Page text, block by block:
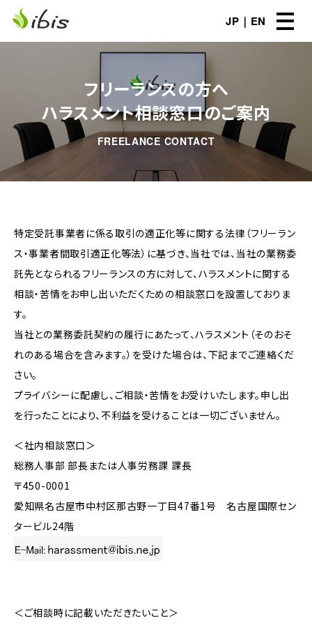
JP EN
フリーランスの方へ
ハラスメント相談窓口のご案内
FREELANCE CONTACT
特定受託事業者に係る取引の適正化等に関する法律（フリーラン
ス・事業者間取引適正化等法）に基づき、当社では、当社の業務委
託先となられるフリーランスの方に対して、ハラスメントに関する
相談・苦情をお申し出いただくための相談窓口を設置しておりま
す。
当社との業務委託契約の履行にあたって、ハラスメント（そのおそ
れのある場合を含みます。）を受けた場合は、下記までご連絡くだ
さい。
プライバシーに配慮し、ご相談・苦情をお受けいたします。申し出
を行ったことにより、不利益を受けることは一切ございません。
＜社内相談窓口＞
総務人事部 部長または人事労務課 課長
〒450-0001
愛知県名古屋市中村区那古野一丁目47番1号 名古屋国際セン
タービル24階
＜ご相談時に記載いただきたいこと＞